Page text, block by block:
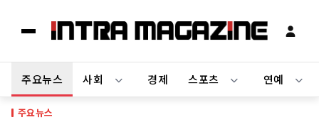
주요뉴스 사회 경제 스포츠 연예
주요뉴스